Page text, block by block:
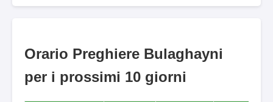
Orario Preghiere Bulaghayni
per i prossimi 10 giorni